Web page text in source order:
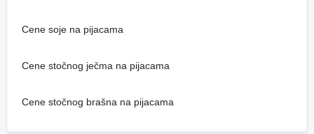
Cene soje na pijacama
Cene stočnog ječma na pijacama
Cene stočnog brašna na pijacama